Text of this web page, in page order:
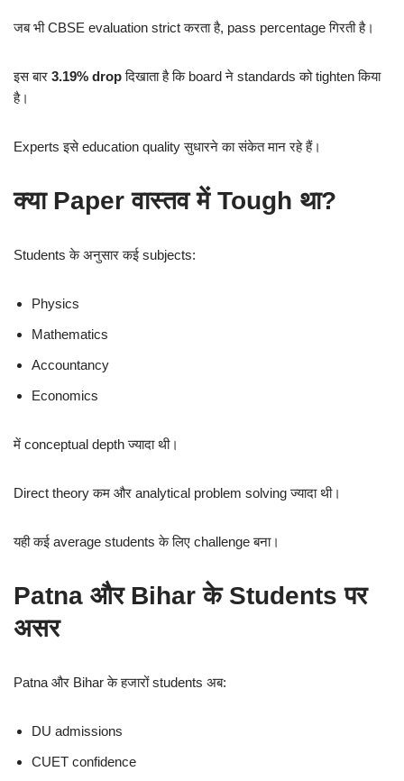
जब भी CBSE evaluation strict करता है, pass percentage गिरती है।
इस बार 3.19% dropदिखाता है कि board ने standards को tighten किया
है।
Experts इसे education quality सुधारने का संकेत मान रहे हैं।
क्या Paper वास्तव में Tough था?
Students के अनुसार कई subjects:
Physics
Mathematics
Accountancy
Economics
में conceptual depth ज्यादा थी।
Direct theory कम और analytical problem solving ज्यादा थी।
यही कई average students के लिए challenge बना।
Patna और Bihar के Students पर
असर
Patna और Bihar के हजारों students अब:
DU admissions
CUET confidence